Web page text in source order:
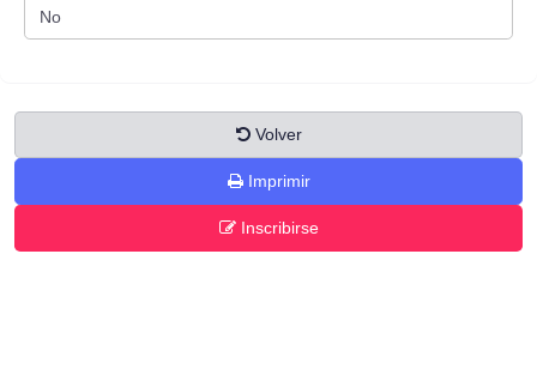
Volver
Imprimir
Inscribirse